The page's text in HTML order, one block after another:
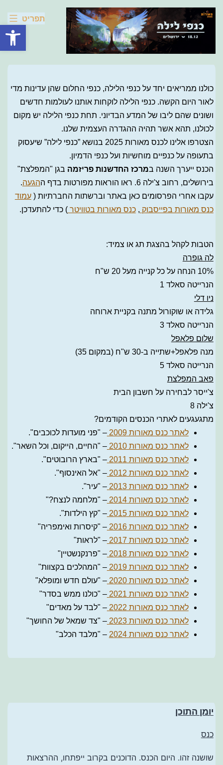
פתח
Skip
to
content
מאורות
2025
תפריט
כולנו ממריאים יחד על כנפי הלילה, כנפי החלום שהן עדינות מדי
לאור היום הקשה. כנפי הלילה לוקחות אותנו לעולמות חדשים
ושונים שהם ליבו של המדע הבדיוני. תחת כנפי הלילה יש מקום
לכולנו, תהא אשר תהיה ההגדרה העצמית שלנו.
הצטרפו אלינו לכנס מאורות 2025 בנושא ”כנפי לילה” שיעסוק
בתעופה על כנפיים מוחשיות ועל כנפי הדמיון.
הכנס ייערך השנה במרכז החדשנות פריזמה בגן "המפלצת"
בירושלים, רחוב צ'ילה 6. ראו הוראות מפורטות בדף ה
הגעה.
עקבו אחרי הפרסומים כאן באתר וברשתות החברתיות (עמוד
כנס מאורות בפייסבוק ,כנס מאורות בטוויטר) כדי להתעדכן.
הטבות לקהל בהצגת תג או צמיד:
לה גופרה
10% הנחה על כל קנייה מעל 20 ש"ח
הנרייטה סאלד 1
ניו דלי
גלידה או שוקורול מתנה בקניית ארוחה
הנרייטה סאלד 3
שלום פלאפל
מנה פלאפל+שתייה ב-30 ש"ח (במקום 35)
הנרייטה סאלד 5
פאב המפלצת
צ'ייסר לבחירה על חשבון הבית
צ'ילה 8
מתגעגעים לאתרי הכנסים הקודמים?
לאתר כנס מאורות 2009
– "פני מועדות לכוכבים".
לאתר כנס מאורות 2010
– "החיים, הייקום, וכל השאר".
לאתר כנס מאורות 2011
– "בארץ הרובוטים".
לאתר כנס מאורות 2012
– "אל האינסוף".
לאתר כנס מאורות 2013
– "עיר".
לאתר כנס מאורות 2014
– "מלחמה לנצח?"
לאתר כנס מאורות 2015
– "קץ הילדות".
לאתר כנס מאורות 2016
– "קיסרות ואימפריה"
לאתר כנס מאורות 2017
– "לראות"
לאתר כנס מאורות 2018
– "פרנקנשטיין"
לאתר כנס מאורות 2019
– "המהלכים בקצוות"
לאתר כנס מאורות 2020
– "עולם חדש ומופלא"
לאתר כנס מאורות 2021
– "כולנו ממש בסדר"
לאתר כנס מאורות 2022
– "לבד על מאדים"
לאתר כנס מאורות 2023
– "צד שמאל של החושך"
לאתר כנס מאורות 2024
– "מלבד הכלב"
יומן התוכן
כנס
שושנה זהו. היום הכנס. הדוכנים בקרוב ייפתחו, ההרצאות